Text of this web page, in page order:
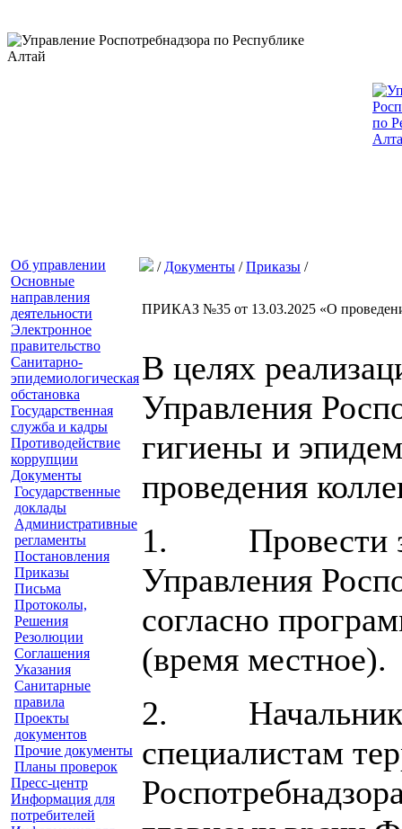
Об управлении
Основные
направления
деятельности
Электронное
правительство
Санитарно-
эпидемиологическая
обстановка
Государственная
служба и кадры
Противодействие
коррупции
Документы
Государственные
доклады
Административные
регламенты
Постановления
Приказы
Письма
Протоколы,
Решения
Резолюции
Соглашения
Указания
Санитарные
правила
Проекты
документов
Прочие документы
Планы проверок
Пресс-центр
Информация для
потребителей
/ Документы /Приказы /
ПРИКАЗ №35 от 13.03.2025 «О
В целях
Управления
гигиены и
проведения
1. Провести
Управления
согласно
(время местное).
2. Начальникам
специалистам